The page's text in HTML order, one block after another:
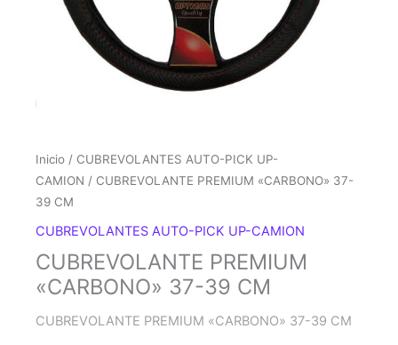
Inicio / CUBREVOLANTES AUTO-PICK UP-
CAMION / CUBREVOLANTE PREMIUM «CARBONO» 37-
39 CM
CUBREVOLANTES AUTO-PICK UP-CAMION
CUBREVOLANTE PREMIUM
«CARBONO» 37-39 CM
CUBREVOLANTE PREMIUM «CARBONO» 37-39 CM